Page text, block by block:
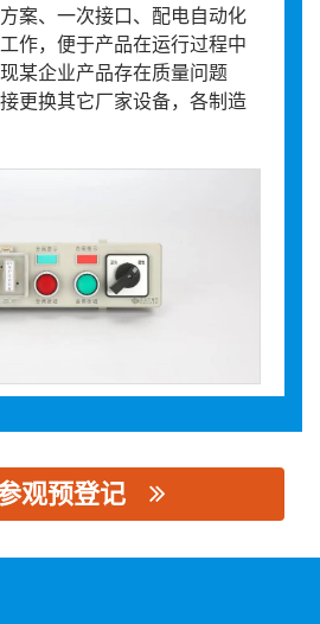
案、一次接口、配电自动化
作，便于产品在运行过程中
某企业产品存在质量问题
更换其它厂家设备，各制造
观预登记